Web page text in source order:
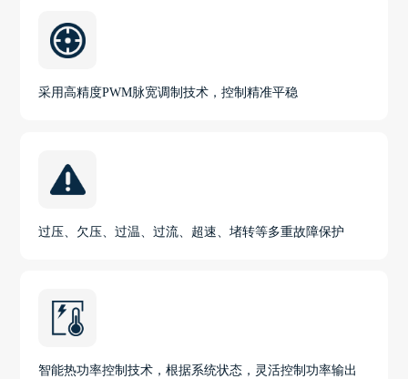
采用高精度PWM脉宽调制技术，控制精准平稳
过压、欠压、过温、过流、超速、堵转等多重故障保护
智能热功率控制技术，根据系统状态，灵活控制功率输出